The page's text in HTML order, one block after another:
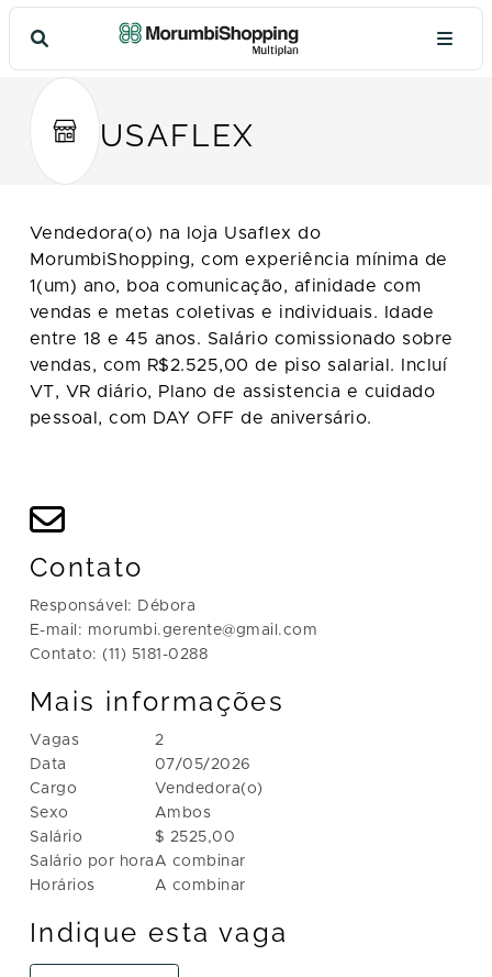
USAFLEX
Contato
Responsável: Débora
E-mail: morumbi.gerente@gmail.com
Contato: (11) 5181-0288
Mais informações
Vagas
Data
Cargo
Sexo
Salário
Salário por hora
Horários
2
07/05/2026
Vendedora(o)
Ambos
$ 2525,00
A combinar
A combinar
Indique esta vaga
Vendedora(o) na loja Usaflex do
MorumbiShopping, com experiência mínima de
1(um) ano, boa comunicação, afinidade com
vendas e metas coletivas e individuais. Idade
entre 18 e 45 anos. Salário comissionado sobre
vendas, com R$2.525,00 de piso salarial. Incluí
VT, VR diário, Plano de assistencia e cuidado
pessoal, com DAY OFF de aniversário.